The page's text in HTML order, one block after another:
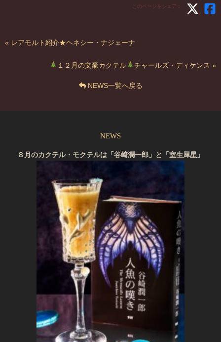
このページをシェア：
« レアモルト紹介★ヘネシー・ナジェーナ
１２月の文豪カクテル チャールズ・ディケンス »
NEWS一覧へ戻る
NEWS
８月のカクテル・モクテルは「谷崎潤一郎」と「室生犀星」